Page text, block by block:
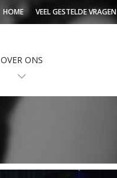
HOME VEEL GESTELDE VRAGEN
OVER ONS